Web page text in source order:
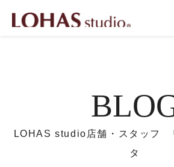
LOHAS studio店舗・スタッフ
タ